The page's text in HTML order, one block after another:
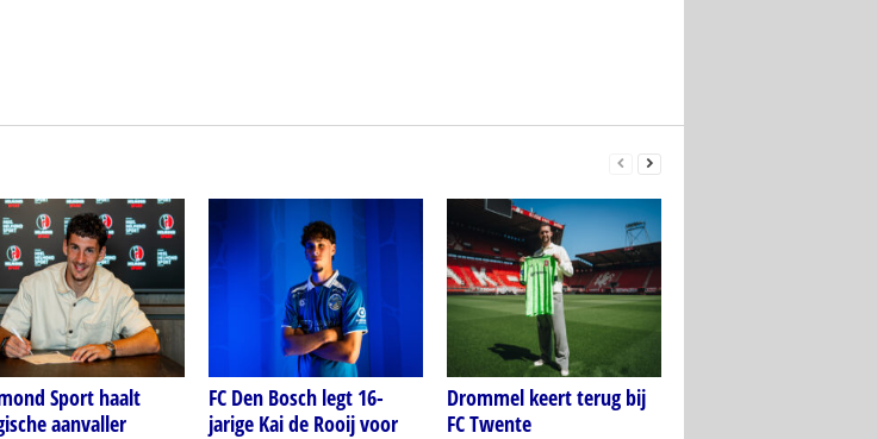
Sport haalt
aanvaller
FC Den Bosch legt 16-
jarige Kai de Rooij voor
Drommel keert terug bij
FC Twente